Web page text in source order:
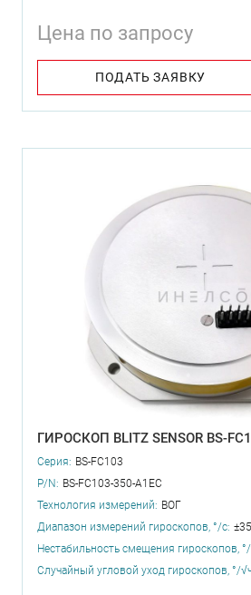
Цена по запросу
ПОДАТЬ ЗАЯВКУ
ГИРОСКОП BLITZ SENSOR BS-
Серия: BS-FC103
P/N: BS-FC103-350-A1EC
Технология измерений: ВОГ
Диапазон измерений гироскопов, °/с:
Нестабильность смещения гироскопов,
Случайный угловой уход гироскопов, °/